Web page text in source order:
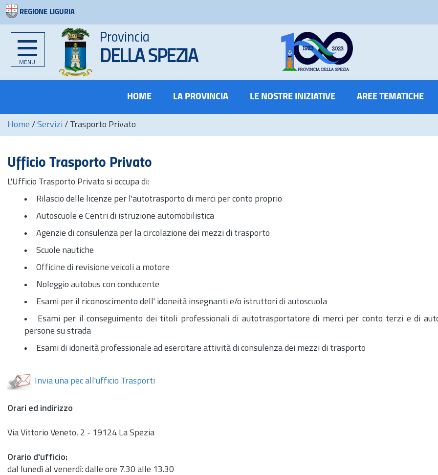
REGIONE LIGURIA
MENU
Provincia
DELLA SPEZIA
HOME LA PROVINCIA LE NOSTRE INIZIATIVE AREE TEMATICHE
Home / Servizi / Trasporto Privato
Ufficio Trasporto Privato
L'Ufficio Trasporto Privato si occupa di:
Rilascio delle licenze per l'autotrasporto di merci per conto proprio
Autoscuole e Centri di istruzione automobilistica
Agenzie di consulenza per la circolazione dei mezzi di trasporto
Scuole nautiche
Officine di revisione veicoli a motore
Noleggio autobus con conducente
Esami per il riconoscimento dell' idoneità insegnanti e/o istruttori di autoscuola
Esami per il conseguimento dei titoli professionali di autotrasportatore di merci per conto terzi e di
persone su strada
Esami di idoneità professionale ad esercitare attività di consulenza dei mezzi di trasporto
Invia una pec all'ufficio Trasporti
Orari ed indirizzo
Via Vittorio Veneto, 2 - 19124 La Spezia
Orario d'ufficio:
dal lunedì al venerdì: dalle ore 7.30 alle 13.30